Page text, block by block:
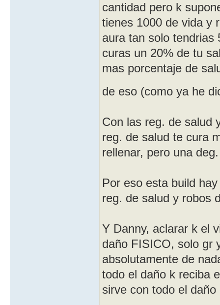
cantidad pero k
tienes 1000 de vida y
aura tan solo tendrias
curas un 20% de tu
mas porcentaje de
de eso (como ya he
Con las reg. de salud
reg. de salud te cura
rellenar, pero una
Por eso esta build
reg. de salud y robos
Y Danny, aclarar k el
daño FISICO, solo gr
absolutamente de
todo el daño k reciba
sirve con todo el